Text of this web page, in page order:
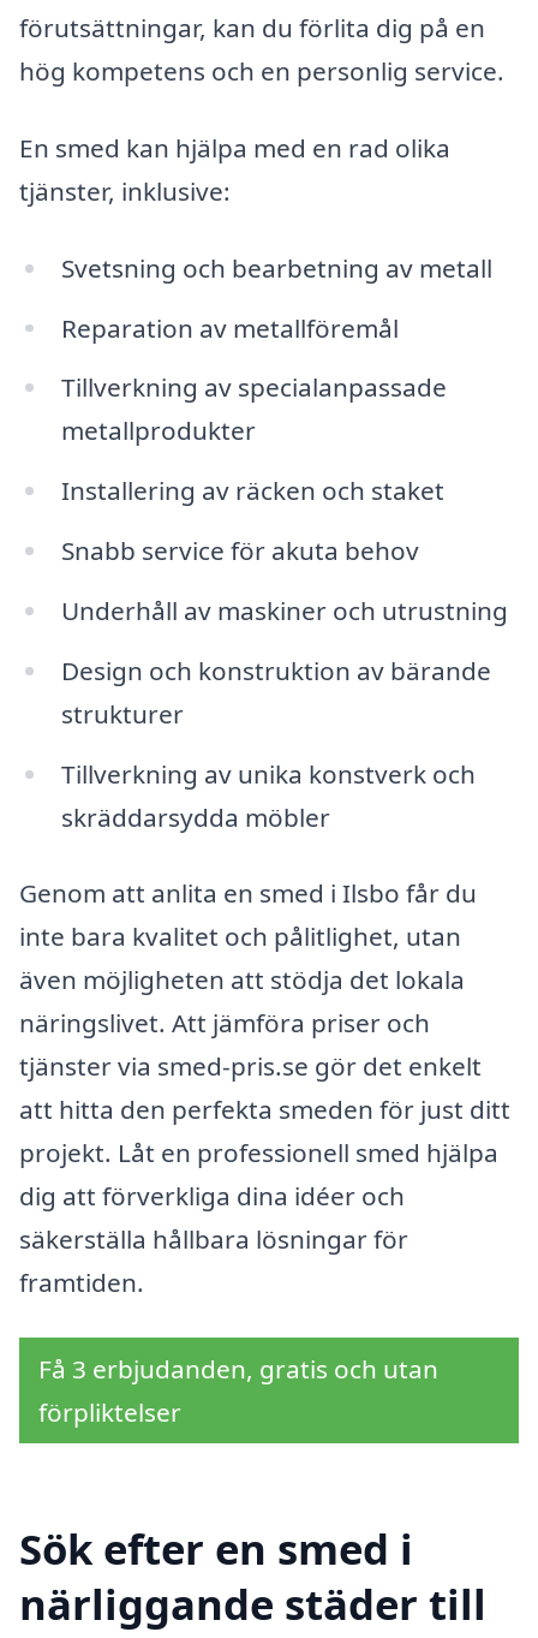
förutsättningar, kan du förlita dig på en
hög kompetens och en personlig service.
En smed kan hjälpa med en rad olika
tjänster, inklusive:
Svetsning och bearbetning av metall
Reparation av metallföremål
Tillverkning av specialanpassade
metallprodukter
Installering av räcken och staket
Snabb service för akuta behov
Underhåll av maskiner och utrustning
Design och konstruktion av bärande
strukturer
Tillverkning av unika konstverk och
skräddarsydda möbler
Genom att anlita en smed i Ilsbo får du
inte bara kvalitet och pålitlighet, utan
även möjligheten att stödja det lokala
näringslivet. Att jämföra priser och
tjänster via smed-pris.se gör det enkelt
att hitta den perfekta smeden för just ditt
projekt. Låt en professionell smed hjälpa
dig att förverkliga dina idéer och
säkerställa hållbara lösningar för
framtiden.
Få 3 erbjudanden, gratis och utan
förpliktelser
Sök efter en smed i
närliggande städer till